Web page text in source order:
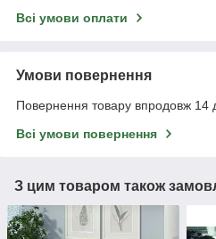
Всі умови оплати
Умови повернення
Повернення товару впродовж 14
Всі умови повернення
З цим товаром також